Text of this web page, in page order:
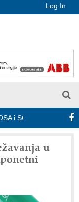
Log In
podižu
u